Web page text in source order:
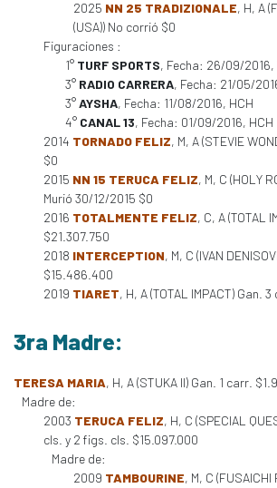
2025 NN 25 TRADIZIONALE, H, A
(USA)) No corrió $0
Figuraciones :
1° TURF SPORTS, Fecha: 26/09/2016,
3° RADIO CARRERA, Fecha: 21/05/
3°AYSHA, Fecha: 11/08/2016, HCH
4° CANAL 13, Fecha: 01/09/2016, HCH
2014 TORNADO FELIZ, M, A (STEVIE
$0
2015 NN 15 TERUCA FELIZ, M, C (HOLY
Murió 30/12/2015 $0
2016 TOTALMENTE FELIZ, C, A (TOTAL
$21.307.750
2018 INTERCEPTION, M, C (IVAN
$15.486.400
2019 TIARET, H, A (TOTAL IMPACT) Gan.
3ra Madre:
TERESA MARIA, H, A (STUKA II) Gan. 1 carr.
Madre de:
2003 TERUCA FELIZ, H, C (SPECIAL
cls. y 2 figs. cls. $15.097.000
Madre de:
2009 TAMBOURINE, M, C (FUSAICHI